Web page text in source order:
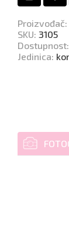
Proizvođač:
SKU: 3105
Dostupnost:
Jedinica: